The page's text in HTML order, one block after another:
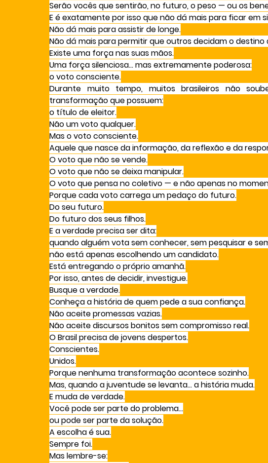
Serão vocês que sentirão, no futuro, o peso — ou os
E é exatamente por isso que não dá mais para ficar em
Não dá mais para assistir de longe.
Não dá mais para permitir que outros decidam o destino
Existe uma força nas suas mãos.
Uma força silenciosa… mas extremamente poderosa:
o voto consciente.
Durante muito tempo, muitos brasileiros não
transformação que possuem:
o título de eleitor.
Não um voto qualquer.
Mas o voto consciente.
Aquele que nasce da informação, da reflexão e da
O voto que não se vende.
O voto que não se deixa manipular.
O voto que pensa no coletivo — e não apenas no
Porque cada voto carrega um pedaço do futuro.
Do seu futuro.
Do futuro dos seus filhos.
E a verdade precisa ser dita:
quando alguém vota sem conhecer, sem pesquisar e
não está apenas escolhendo um candidato.
Está entregando o próprio amanhã.
Por isso, antes de decidir, investigue.
Busque a verdade.
Conheça a história de quem pede a sua confiança.
Não aceite promessas vazias.
Não aceite discursos bonitos sem compromisso real.
O Brasil precisa de jovens despertos.
Conscientes.
Unidos.
Porque nenhuma transformação acontece sozinho.
Mas, quando a juventude se levanta… a história muda.
E muda de verdade.
Você pode ser parte do problema…
ou pode ser parte da solução.
A escolha é sua.
Sempre foi.
Mas lembre-se: